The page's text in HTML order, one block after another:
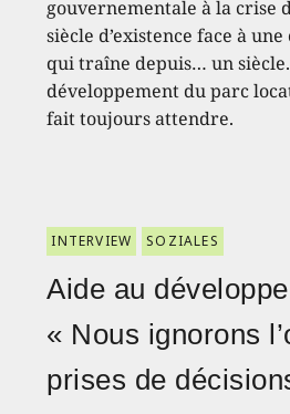
gouvernementale à la crise
siècle d’existence face à
qui traîne depuis… un
développement du parc
fait toujours attendre.
INTERVIEW SOZIALES
Aide au
« Nous ignorons
prises de